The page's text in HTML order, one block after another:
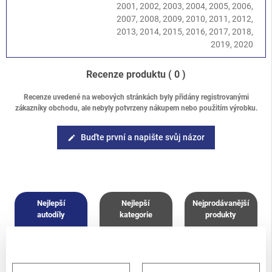
2001, 2002, 2003, 2004, 2005, 2006,
2007, 2008, 2009, 2010, 2011, 2012,
2013, 2014, 2015, 2016, 2017, 2018,
2019, 2020
Recenze produktu ( 0 )
Recenze uvedené na webových stránkách byly přidány registrovanými
zákazníky obchodu, ale nebyly potvrzeny nákupem nebo použitím výrobku.
edit Buďte první a napište svůj názor
Nejlepší
autodíly
Nejlepší
kategorie
Nejprodávanější
produkty